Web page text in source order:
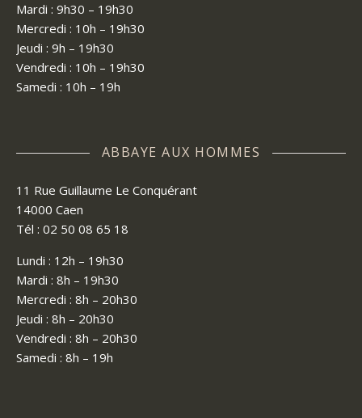
Mardi : 9h30 – 19h30
Mercredi : 10h – 19h30
Jeudi : 9h – 19h30
Vendredi : 10h – 19h30
Samedi : 10h – 19h
ABBAYE AUX HOMMES
11 Rue Guillaume Le Conquérant
14000 Caen
Tél : 02 50 08 65 18
Lundi : 12h – 19h30
Mardi : 8h – 19h30
Mercredi : 8h – 20h30
Jeudi : 8h – 20h30
Vendredi : 8h – 20h30
Samedi : 8h – 19h